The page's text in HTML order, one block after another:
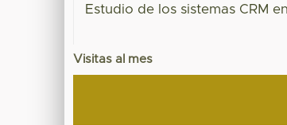
Estudio de los sistemas CRM
Visitas al mes